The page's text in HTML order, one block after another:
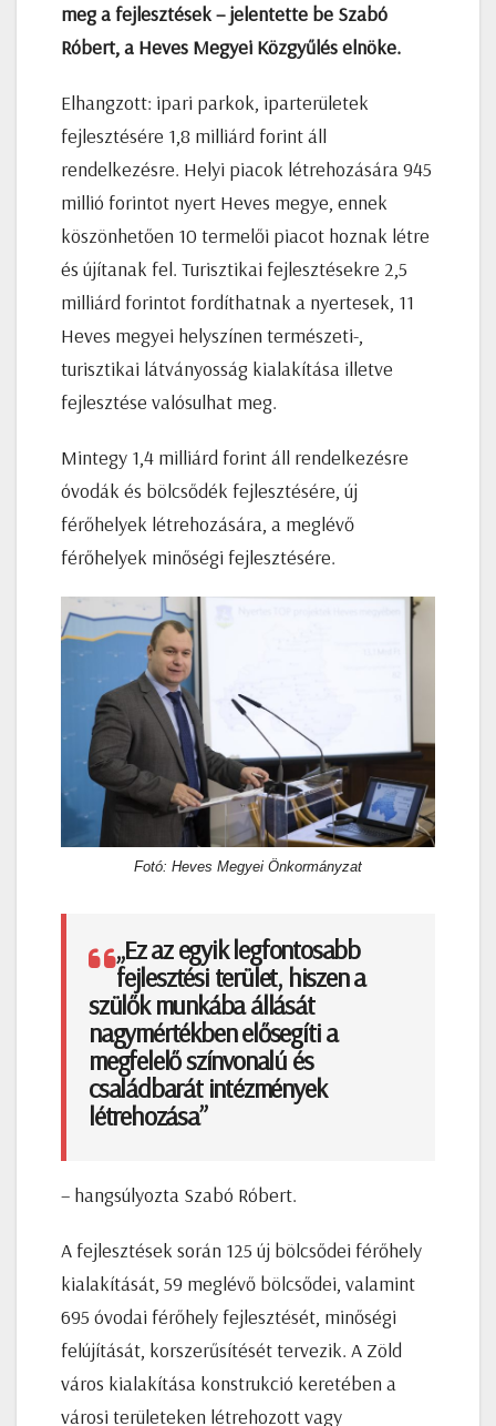
meg a fejlesztések – jelentette be Szabó
Róbert, a Heves Megyei Közgyűlés elnöke.
Elhangzott: ipari parkok, iparterületek
fejlesztésére 1,8 milliárd forint áll
rendelkezésre. Helyi piacok létrehozására 945
millió forintot nyert Heves megye, ennek
köszönhetően 10 termelői piacot hoznak létre
és újítanak fel. Turisztikai fejlesztésekre 2,5
milliárd forintot fordíthatnak a nyertesek, 11
Heves megyei helyszínen természeti-,
turisztikai látványosság kialakítása illetve
fejlesztése valósulhat meg.
Mintegy 1,4 milliárd forint áll rendelkezésre
óvodák és bölcsődék fejlesztésére, új
férőhelyek létrehozására, a meglévő
férőhelyek minőségi fejlesztésére.
Fotó: Heves Megyei Önkormányzat
„Ez az egyik legfontosabb
fejlesztési terület, hiszen a
szülők munkába állását
nagymértékben elősegíti a
megfelelő színvonalú és
családbarát intézmények
létrehozása”
– hangsúlyozta Szabó Róbert.
A fejlesztések során 125 új bölcsődei férőhely
kialakítását, 59 meglévő bölcsődei, valamint
695 óvodai férőhely fejlesztését, minőségi
felújítását, korszerűsítését tervezik. A Zöld
város kialakítása konstrukció keretében a
városi területeken létrehozott vagy